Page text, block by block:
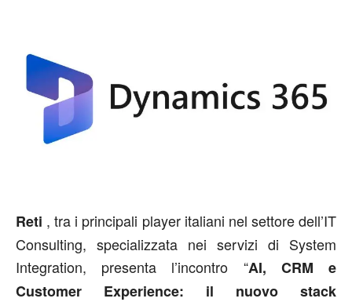
Reti , tra i principali player italiani nel settore dell’IT
Consulting, specializzata nei servizi di System
Integration, presenta l’incontro “AI, CRM e
Customer Experience: il nuovo stack